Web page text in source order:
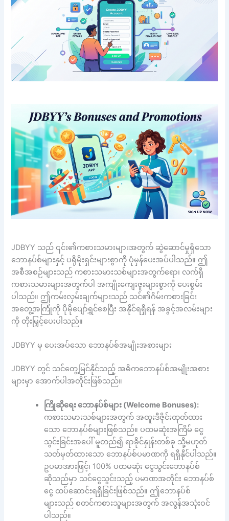
JDBYY သည် ၎င်း၏ကစားသမားများအတွက် ဆွဲဆောင်မှုရှိသော
ဘောနပ်စ်များနှင့် ပရိုမိုးရှင်းများစွာကို ပုံမှန်ပေးအပ်ပါသည်။ ဤ
အစီအစဉ်များသည် ကစားသမားသစ်များအတွက်ရော၊ လက်ရှိ
ကစားသမားများအတွက်ပါ အကျိုးကျေးဇူးများစွာကို ပေးစွမ်း
ပါသည်။ ဤကမ်းလှမ်းချက်များသည် သင်၏ဂိမ်းကစားခြင်း
အတွေ့အကြုံကို ပိုမိုပျော်ရွှင်စေပြီး အနိုင်ရရှိရန် အခွင့်အလမ်းများ
ကို တိုးမြှင့်ပေးပါသည်။
JDBYY မှ ပေးအပ်သော ဘောနပ်စ်အမျိုးအစားများ
JDBYY တွင် သင်တွေ့မြင်နိုင်သည့် အဓိကဘောနပ်စ်အမျိုးအစား
များမှာ အောက်ပါအတိုင်းဖြစ်သည်။
ကြိုဆိုရေး ဘောနပ်စ်များ (Welcome Bonuses):
ကစားသမားသစ်များအတွက် အထူးဒီဇိုင်းထုတ်ထား
သော ဘောနပ်စ်များဖြစ်သည်။ ပထမဆုံးအကြိမ် ငွေ
သွင်းခြင်းအပေါ် မူတည်၍ ရာခိုင်နှုန်းတစ်ခု သို့မဟုတ်
သတ်မှတ်ထားသော ဘောနပ်စ်ပမာဏကို ရရှိနိုင်ပါသည်။
ဥပမာအားဖြင့်၊ 100% ပထမဆုံး ငွေသွင်းဘောနပ်စ်
ဆိုသည်မှာ သင်ငွေသွင်းသည့် ပမာဏအတိုင်း ဘောနပ်စ်
ငွေ ထပ်ဆောင်းရရှိခြင်းဖြစ်သည်။ ဤဘောနပ်စ်
များသည် စတင်ကစားသူများအတွက် အလွန်အသုံးဝင်
ပါသည်။